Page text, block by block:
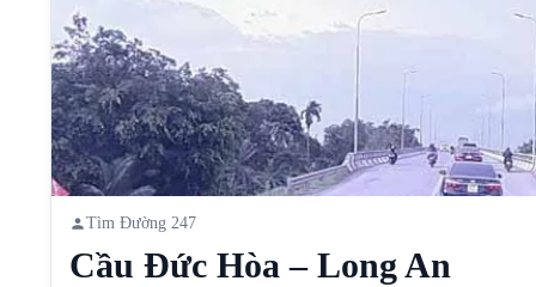
Sân Vận Động
Cầu
Liên Hệ
Tìm Đường 247
Cầu Đức Hòa – Long An